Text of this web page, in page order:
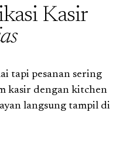
Kasir
tapi pesanan sering
kasir dengan kitchen
langsung tampil di